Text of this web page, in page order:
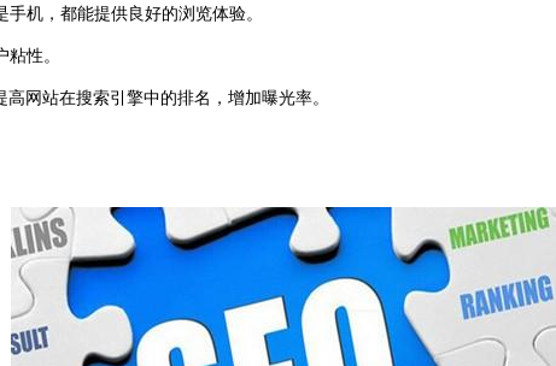
机，都能提供良好的浏览体验。
性。
网站在搜索引擎中的排名，增加曝光率。